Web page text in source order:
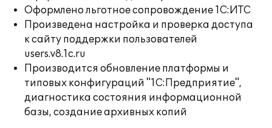
Оформлено льготное сопровождение 1С:ИТС
Произведена настройка и проверка доступа
к сайту поддержки пользователей
users.v8.1c.ru
Производится обновление платформы и
типовых конфигураций "1С:Предприятие",
диагностика состояния информационной
базы, создание архивных копий